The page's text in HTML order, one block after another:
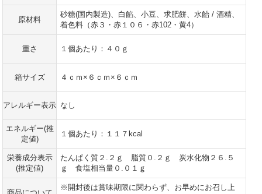
原材料
砂糖(国内製造)、白餡、小豆、求肥餅、水飴 / 酒精、
着色料（赤３・赤１０６・赤102・黄4）
重さ １個あたり：４０ｇ
箱サイズ ４ｃｍ×６ｃｍ×６ｃｍ
アレルギー表示 なし
エネルギー(推
定値)
１個あたり：１１７kcal
栄養成分表示
(推定値)
たんぱく質２.２ｇ 脂質０.２ｇ 炭水化物２６.５
ｇ 食塩相当量０.０１ｇ
※開封後は賞味期限に関わらず、お早めにお召し上